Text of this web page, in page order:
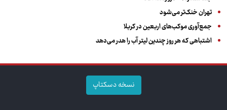
تهران خنک‌تر می‌شود
جمع‌آوری موکب‌های اربعین در کربلا
اشتباهی که هر روز چندین لیتر آب را هدر می‌دهد
نسخه دسکتاپ